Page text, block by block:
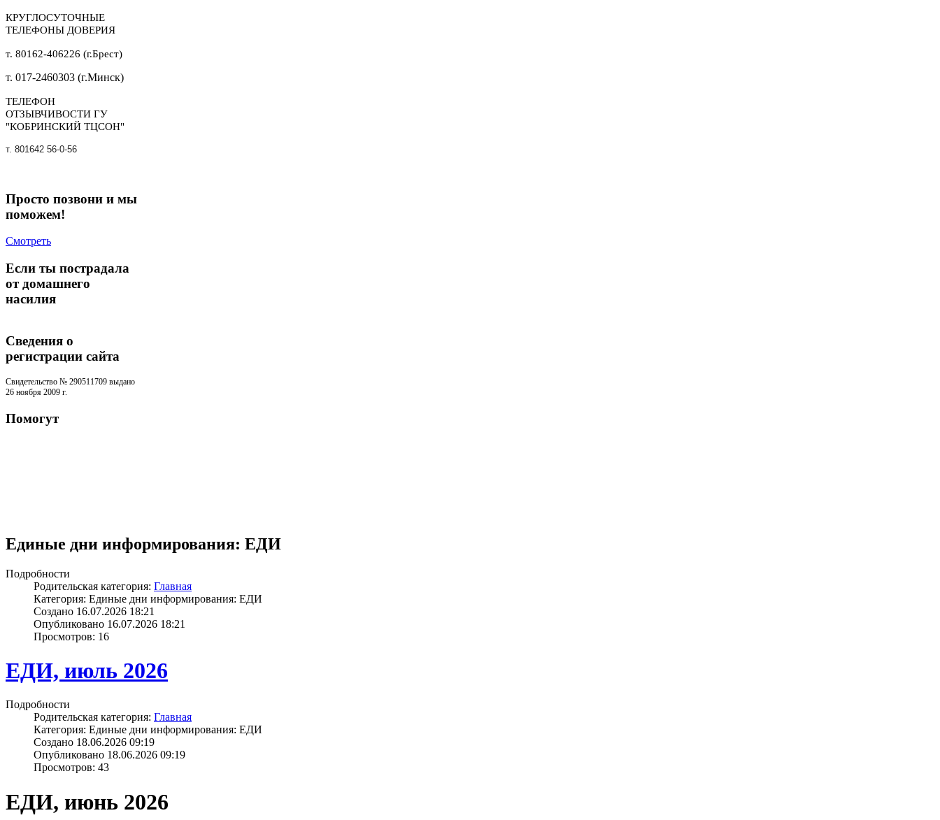
КРУГЛОСУТОЧНЫЕ
ТЕЛЕФОНЫ ДОВЕРИЯ
т. 80162-406226 (г.Брест)
т. 017-2460303 (г.Минск)
ТЕЛЕФОН
ОТЗЫВЧИВОСТИ ГУ
"КОБРИНСКИЙ ТЦСОН"
т. 801642 56-0-56
Просто позвони и мы
поможем!
Смотреть
Если ты пострадала
от домашнего
насилия
Сведения о
регистрации cайта
Свидетельство № 290511709 выдано
26 ноября 2009 г.
Помогут
Единые дни информирования: ЕДИ
Подробности
Родительская категория: Главная
Категория: Единые дни информирования: ЕДИ
Создано 16.07.2026 18:21
Опубликовано 16.07.2026 18:21
Просмотров: 16
ЕДИ, июль 2026
Подробности
Родительская категория: Главная
Категория: Единые дни информирования: ЕДИ
Создано 18.06.2026 09:19
Опубликовано 18.06.2026 09:19
Просмотров: 43
ЕДИ, июнь 2026